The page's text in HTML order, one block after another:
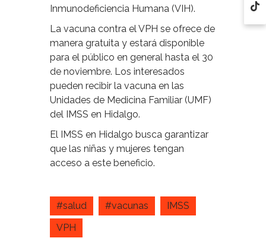
Inmunodeficiencia Humana (VIH).
La vacuna contra el VPH se ofrece de
manera gratuita y estará disponible
para el público en general hasta el 30
de noviembre. Los interesados
pueden recibir la vacuna en las
Unidades de Medicina Familiar (UMF)
del IMSS en Hidalgo.
El IMSS en Hidalgo busca garantizar
que las niñas y mujeres tengan
acceso a este beneficio.
#salud #vacunas
IMSS
VPH